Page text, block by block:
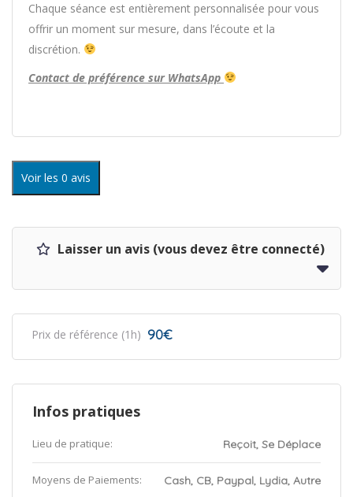
Chaque séance est entièrement personnalisée pour vous
offrir un moment sur mesure, dans l’écoute et la
discrétion.
Contact de préférence sur WhatsApp
Voir les 0 avis
Laisser un avis (vous devez être connecté)
Prix de référence (1h) 90€
Infos pratiques
Lieu de pratique: Reçoit, Se Déplace
Moyens de Paiements: Cash, CB, Paypal, Lydia, Autre